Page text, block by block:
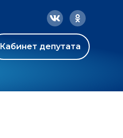
Кабинет депутата